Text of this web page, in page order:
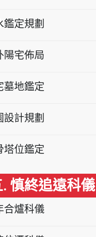
鑑定規劃
陽宅佈局
墓地鑑定
設計規劃
塔位鑑定
慎終追遠科儀
合爐科儀